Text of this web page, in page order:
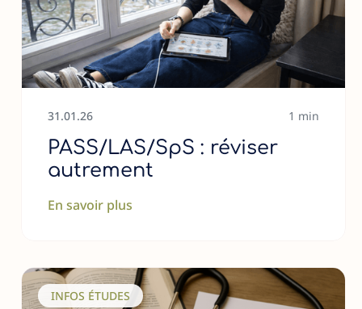
31.01.26 1 min
PASS/LAS/SpS : réviser
autrement
En savoir plus
INFOS ÉTUDES